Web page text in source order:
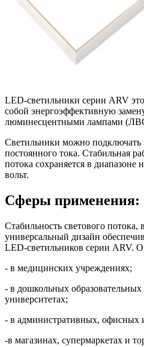
LED-светильники серии ARV
собой энергоэффективную
люминесцентными лампами
Светильники можно подключать
постоянного тока. Стабильная
потока сохраняется в диапазоне
вольт.
Сферы применения:
Стабильность светового потока,
универсальный дизайн
LED-светильников серии ARV.
- в медицинских учреждениях;
- в дошкольных
университетах;
- в административных, офисных
-в магазинах, супермаркетах и